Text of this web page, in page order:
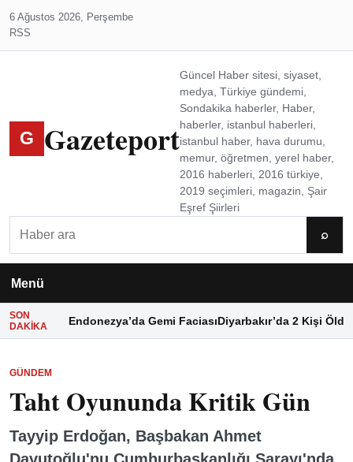
6 Ağustos 2026, Perşembe
RSS
G Gazeteport
Güncel Haber sitesi, siyaset,
medya, Türkiye gündemi,
Sondakika haberler, Haber,
haberler, istanbul haberleri,
istanbul haber, hava durumu,
memur, öğretmen, yerel haber,
2016 haberleri, 2016 türkiye,
2019 seçimleri, magazin, Şair
Eşref Şiirleri
⌕
Menü
SON
DAKIKA
Endonezya’da Gemi FaciasıDiyarbakır’da 2 Kişi Öldü
GÜNDEM
Taht Oyununda Kritik Gün
Tayyip Erdoğan, Başbakan Ahmet